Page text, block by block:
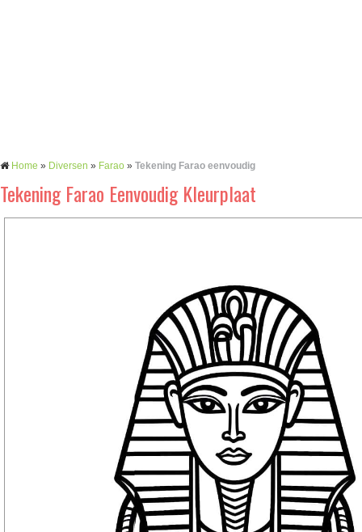
Home » Diversen » Farao » Tekening Farao eenvoudig
Tekening Farao Eenvoudig Kleurplaat